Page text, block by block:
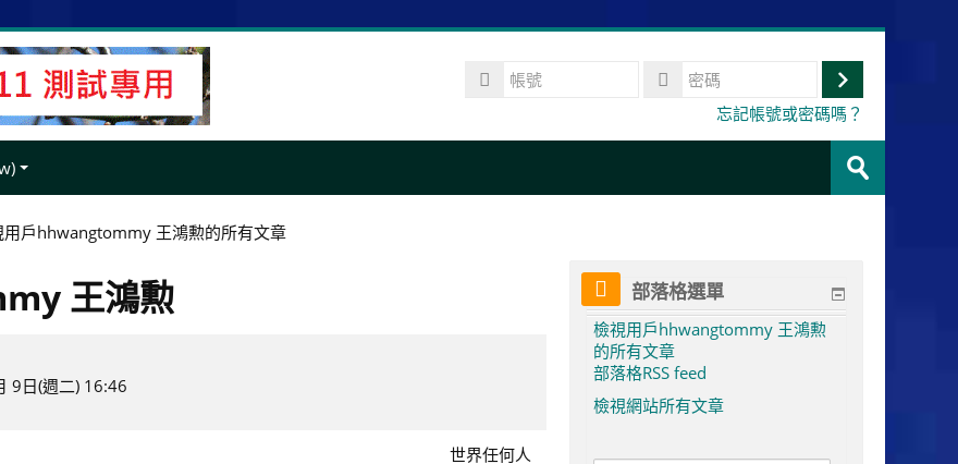
登
忘記帳號或密碼嗎？
課
送
出
用戶hhwangtommy 王鴻勲的所有文章
王鴻勲
9日(週二) 16:46
世界任何人
部落格選單
檢視用戶hhwangtommy 王鴻勲
的所有文章
部落格RSS feed
檢視網站所有文章
搜